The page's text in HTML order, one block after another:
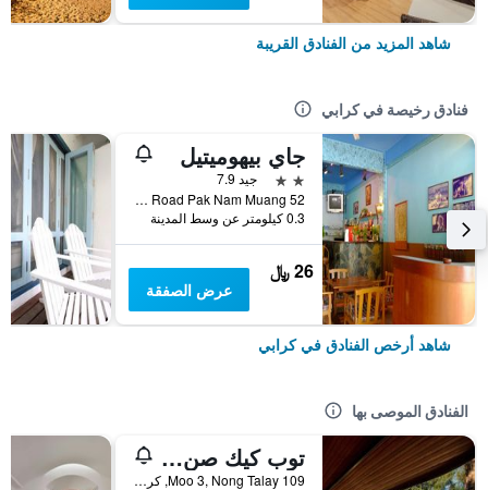
شاهد المزيد من الفنادق القريبة
فنادق رخيصة في كرابي
جاي بيهوميتيل
2 نجمتين
جيد 7.9
52 Soi 5 Maharat Road Pak Nam Muang, كرابي, تايلاند
0.3 كيلومتر عن وسط المدينة
26 ﷼
عرض الصفقة
شاهد أرخص الفنادق في كرابي
الفنادق الموصى بها
توب كيك صن سيت بيتش ريزورت
109 Moo 3, Nong Talay, كرابي, تايلاند